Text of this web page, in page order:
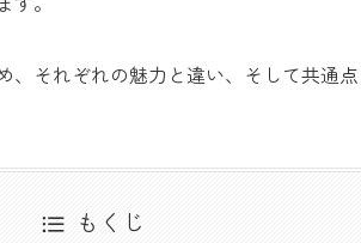
それぞれの魅力と違い、そして共通
もくじ